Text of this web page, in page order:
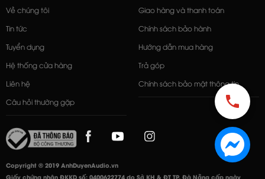
Về chúng tôi
Tin tức
Tuyển dụng
Hệ thống cửa hàng
Liên hệ
Câu hỏi thường gặp
Giao hàng và thanh toán
Chính sách bảo hành
Hướng dẫn mua hàng
Trả góp
Chính sách bảo mật thông tin
Copyright © 2019 AnhDuyenAudio.vn